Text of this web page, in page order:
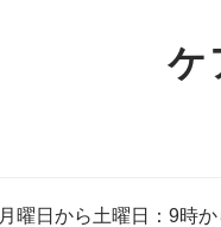
ケ
月曜日から土曜日：9時